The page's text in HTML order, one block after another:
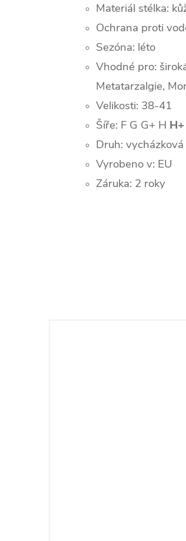
Materiál stélka:
Ochrana proti
Sezóna: léto
Vhodné pro:
Metatarzalgie,
Velikosti: 38-41
Šíře: F G G+ H H+
Druh: vycházková
Vyrobeno v: EU
Záruka: 2 roky